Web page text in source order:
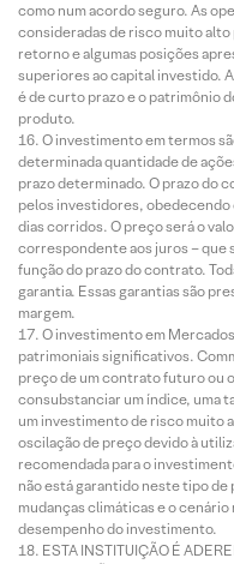
como num acordo seguro. As
consideradas de risco muito
retorno e algumas posições
superiores ao capital investido.
é de curto prazo e o patrimônio
produto.
O investimento em termos
determinada quantidade de
prazo determinado. O prazo do
pelos investidores, obedecendo
dias corridos. O preço será o
correspondente aos juros – que
função do prazo do contrato.
garantia. Essas garantias são
margem.
O investimento em
patrimoniais significativos.
preço de um contrato futuro ou
consubstanciar um índice, uma
um investimento de risco muito
oscilação de preço devido à
recomendada para o
não está garantido neste tipo
mudanças climáticas e o
desempenho do investimento.
ESTA INSTITUIÇÃO É